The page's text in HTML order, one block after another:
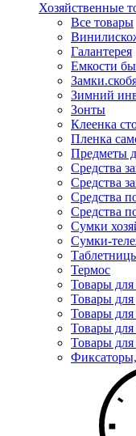
Хозяйственные
Все товары
Галантерея
Емкости
Зимний
Зонты
Клеенка
Пленка
Предметы
Средства
Средства
Средства
Средства
Сумки
Сумки-
Термос
Товары
Товары для
Товары для
Товары для
Товары для